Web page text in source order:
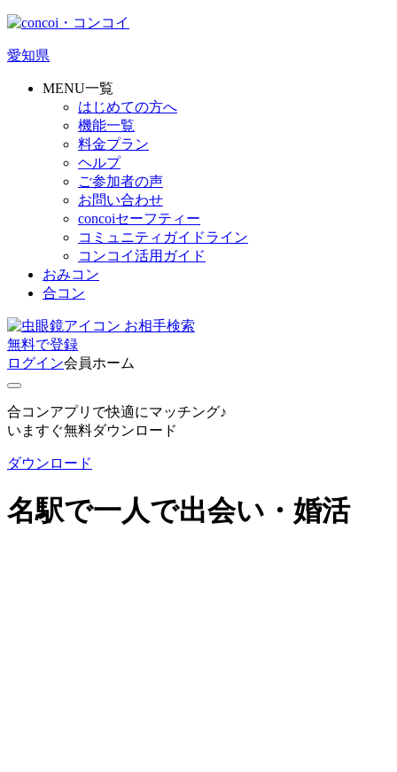
愛知県
MENU一覧
はじめての方へ
機能一覧
料金プラン
ヘルプ
ご参加者の声
お問い合わせ
concoiセーフティー
コミュニティガイドライン
コンコイ活用ガイド
おみコン
合コン
お相手検索
無料で登録
ログイン会員ホーム
合コンアプリで快適にマッチング♪
いますぐ無料ダウンロード
ダウンロード
名駅で一人で出会い・婚活